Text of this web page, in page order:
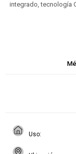
integrado, tecnología
Uso